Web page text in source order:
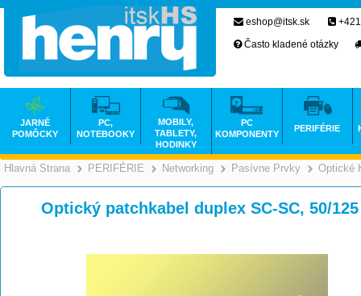
Hlavná Strana PERIFÉRIE Networking Pasívne Prvky Optické
Optický patchkabel duplex SC-SC, 50/
eshop@itsk.sk
Často kladené otázky
JARNÉ
POMÔCKY
PC,
NOTEBOOKY
MOBILY,
TABLETY,
HODINKY
PC
KOMPONENTY
PERIFÉRIE